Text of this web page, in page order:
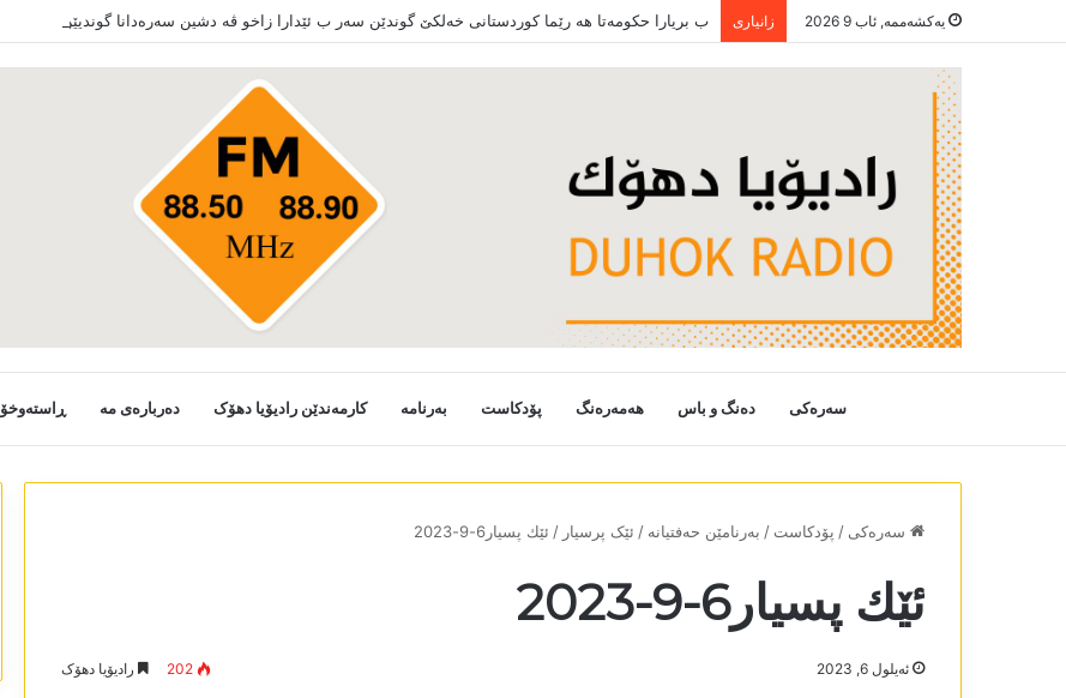
یەکشەممە, ئاب 9 2026 زانیاری ب بریارا حکومەتا ھە رێما کوردستانی خەلکێ گوندێن سەر ب ئێدارا زاخو ڤە دشین سەرەدانا گوندیێن خو بکەن
سەرەکی دەنگ و باس هەمەرەنگ پۆدکاست بەرنامە کارمەندێن رادیۆیا دھۆک دەربارەی مە ڕاستەوخۆ
سەرەکی / پۆدکاست / بەرنامێن حەفتیانە / ئێک پرسیار / ئێك پسیار6-9-2023
ئێك پسیار6-9-2023
ئه‌یلول 6, 2023 202 رادیۆیا دھۆک